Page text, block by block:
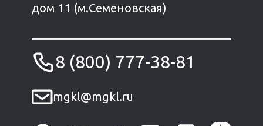
дом 11 (м.Семеновская)
8 (800) 777-38-81
mgkl@mgkl.ru